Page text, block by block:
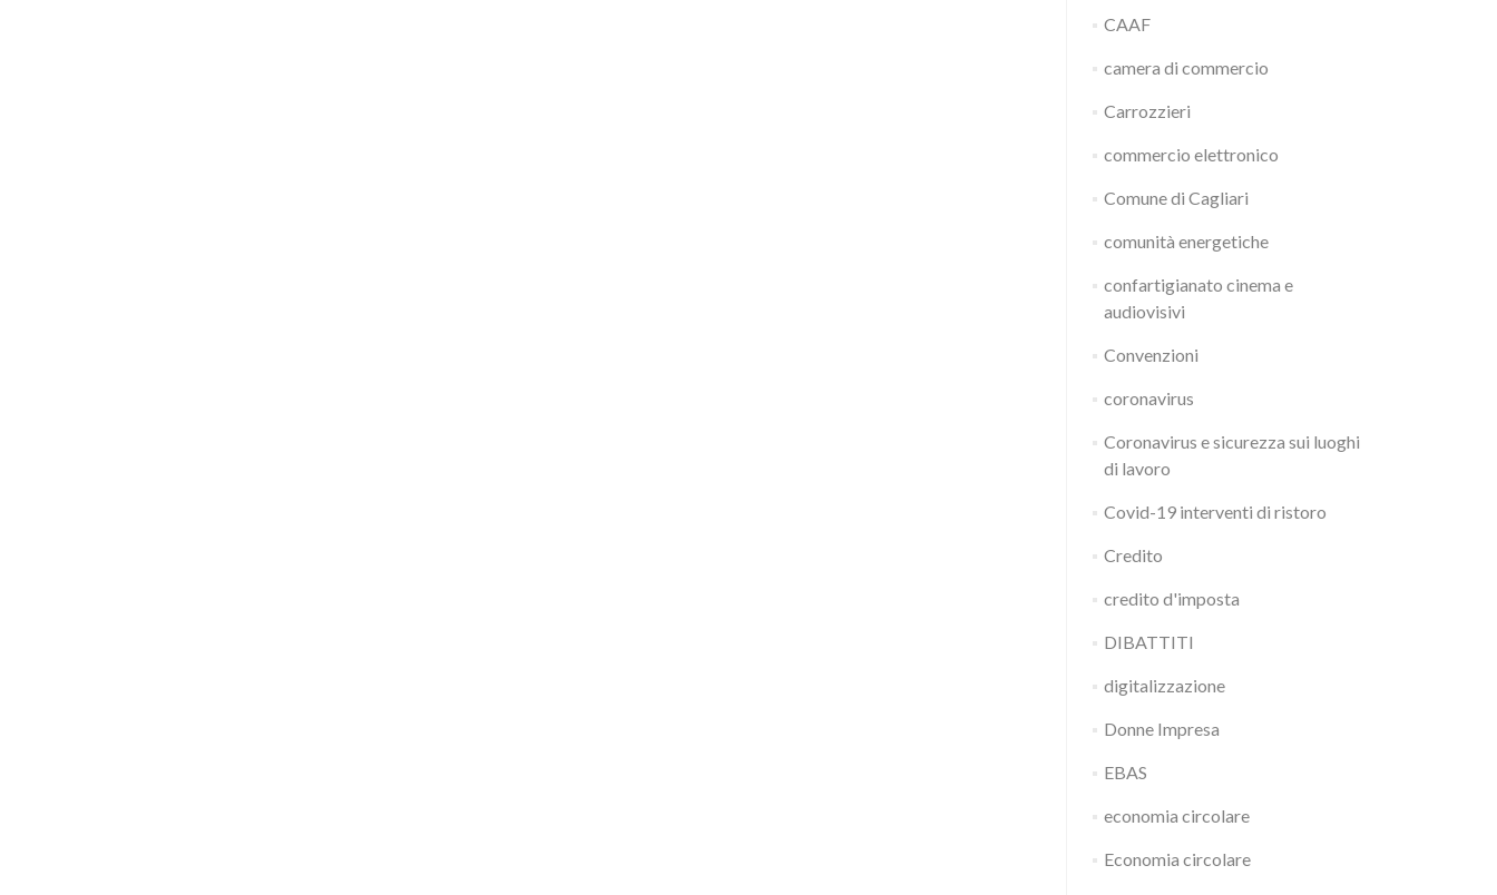
CAAF
camera di commercio
Carrozzieri
commercio elettronico
Comune di Cagliari
comunità energetiche
confartigianato cinema e
audiovisivi
Convenzioni
coronavirus
Coronavirus e sicurezza sui luoghi
di lavoro
Covid-19 interventi di ristoro
Credito
credito d'imposta
DIBATTITI
digitalizzazione
Donne Impresa
EBAS
economia circolare
Economia circolare